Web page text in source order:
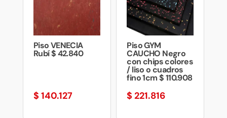
Piso VENECIA
Rubí $ 42.840
$ 140.127
Piso GYM
CAUCHO Negro
con chips colores
/ liso o cuadros
fino 1cm $ 110.908
$ 221.816